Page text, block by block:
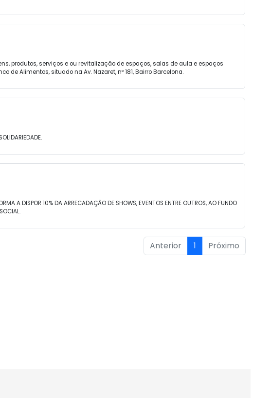
produtos, serviços e ou revitalização de espaços, salas de aula e espaços
de Alimentos, situado na Av. Nazaret, nº 181, Bairro Barcelona.
A DISPOR 10% DA ARRECADAÇÃO DE SHOWS, EVENTOS ENTRE OUTROS, AO FUNDO
Anterior 1 Próximo